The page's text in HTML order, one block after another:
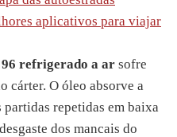
aplicativos para viajar
refrigerado a ar sofre
cárter. O óleo absorve a
repetidas em baixa
dos mancais do